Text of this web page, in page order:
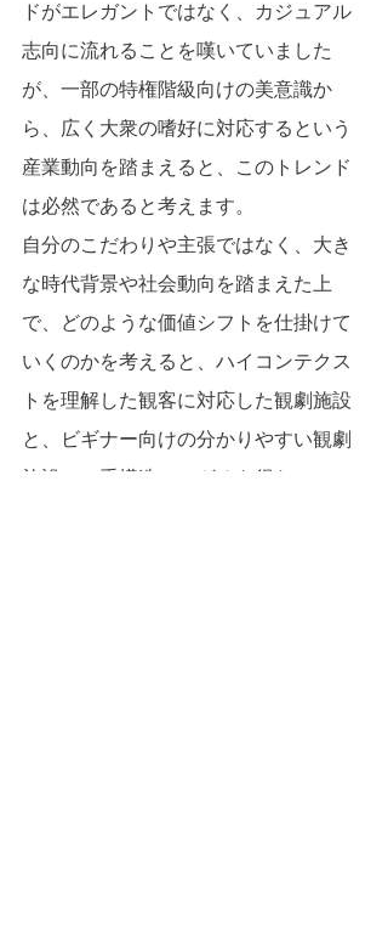
ドがエレガントではなく、カジュアル
志向に流れることを嘆いていました
が、一部の特権階級向けの美意識か
ら、広く大衆の嗜好に対応するという
産業動向を踏まえると、このトレンド
は必然であると考えます。
自分のこだわりや主張ではなく、大き
な時代背景や社会動向を踏まえた上
で、どのような価値シフトを仕掛けて
いくのかを考えると、ハイコンテクス
トを理解した観客に対応した観劇施設
と、ビギナー向けの分かりやすい観劇
施設の二重構造にせざるを得ないので